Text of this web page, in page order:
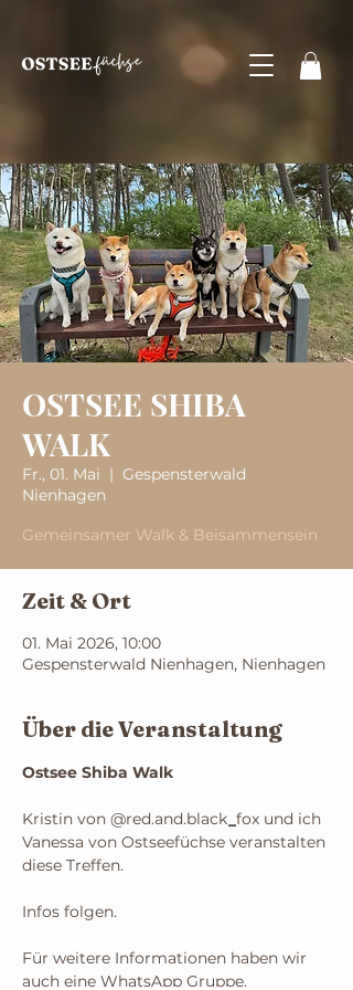
OSTSEE SHIBA
WALK
Fr., 01. Mai
  |
Gespensterwald
Nienhagen
Gemeinsamer Walk & Beisammensein
Zeit & Ort
01. Mai 2026, 10:00
Gespensterwald Nienhagen, Nienhagen
Über die Veranstaltung
Ostsee Shiba Walk
Kristin von @red.and.black fox und ich
Vanessa von Ostseefüchse veranstalten
diese Treffen.
Infos folgen.
Für weitere Informationen haben wir
auch eine WhatsApp Gruppe.